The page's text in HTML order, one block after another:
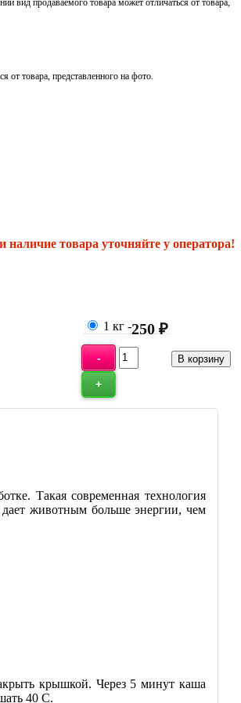
вид продаваемого товара может отличаться от товара,
товара, представленного на фото.
товара уточняйте у оператора!
1 кг -250 ₽
Такая современная технология
дает животным больше энергии, чем
крышкой. Через 5 минут каша
40 С.